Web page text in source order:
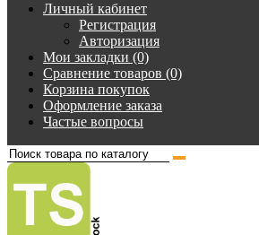
Личный кабинет
Регистрация
Авторизация
Мои закладки (0)
Сравнение товаров (0)
Корзина покупок
Оформление заказа
Частые вопросы